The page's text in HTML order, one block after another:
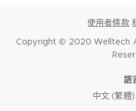
使用者條款
Copyright © 2020 Welltech
語
中文 (繁體)